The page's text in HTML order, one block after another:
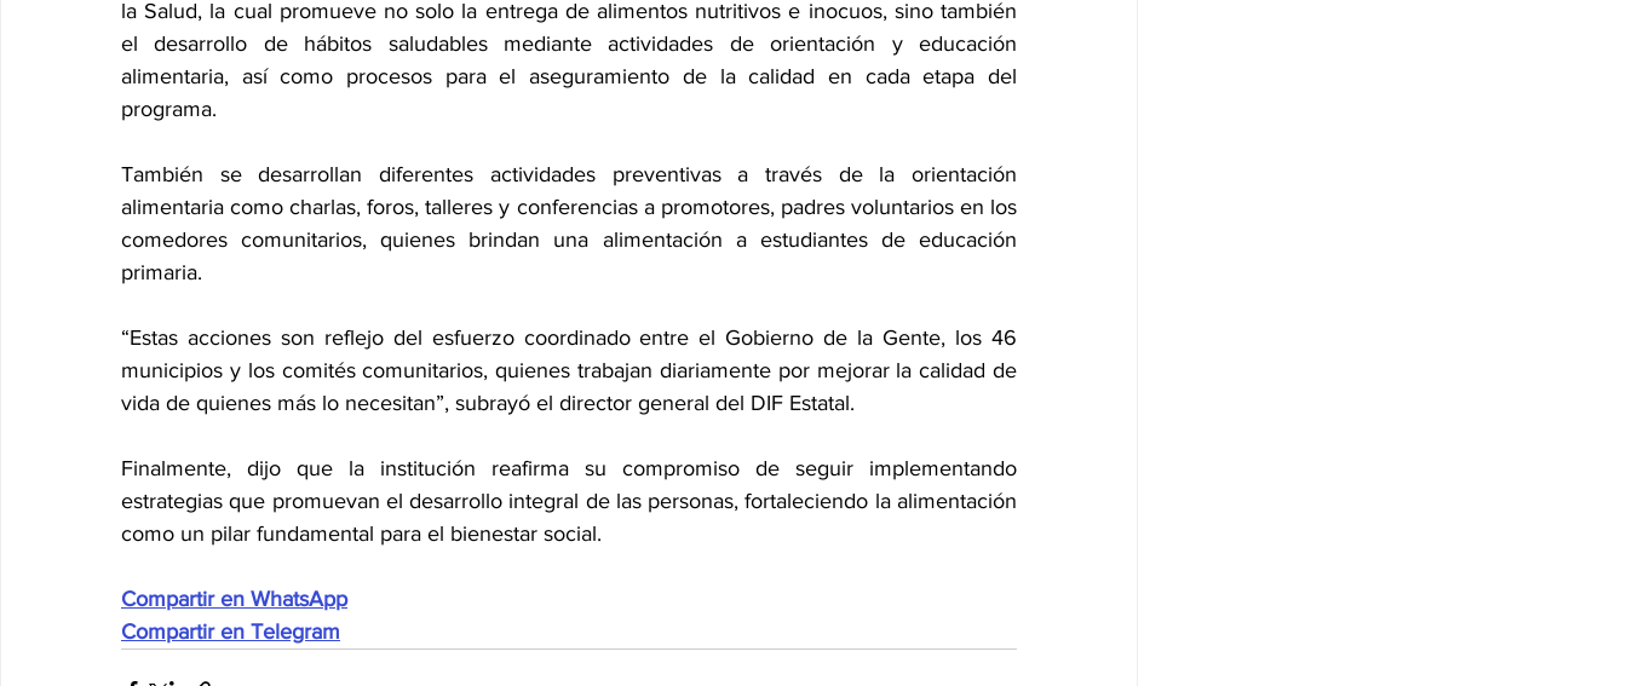
la Salud, la cual promueve no solo la entrega de alimentos nutritivos e inocuos, sino también
el desarrollo de hábitos saludables mediante actividades de orientación y educación
alimentaria, así como procesos para el aseguramiento de la calidad en cada etapa del
programa.
También se desarrollan diferentes actividades preventivas a través de la orientación
alimentaria como charlas, foros, talleres y conferencias a promotores, padres voluntarios en los
comedores comunitarios, quienes brindan una alimentación a estudiantes de educación
primaria.
“Estas acciones son reflejo del esfuerzo coordinado entre el Gobierno de la Gente, los 46
municipios y los comités comunitarios, quienes trabajan diariamente por mejorar la calidad de
vida de quienes más lo necesitan”, subrayó el director general del DIF Estatal.
Finalmente, dijo que la institución reafirma su compromiso de seguir implementando
estrategias que promuevan el desarrollo integral de las personas, fortaleciendo la alimentación
como un pilar fundamental para el bienestar social.
Compartir en WhatsApp
Compartir en Telegram